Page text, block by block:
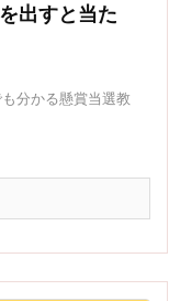
出すと当た
分かる懸賞当選教